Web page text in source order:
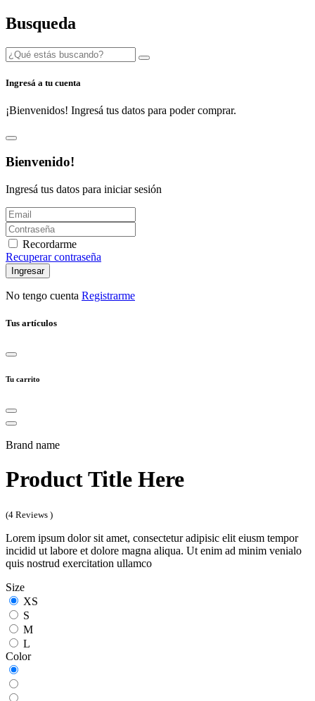
Busqueda
Ingresá a tu cuenta
¡Bienvenidos! Ingresá tus datos para poder comprar.
Bienvenido!
Ingresá tus datos para iniciar sesión
Recordarme
Recuperar contraseña
Ingresar
No tengo cuenta Registrarme
Tus artículos
Tu carrito
Brand name
Product Title Here
(4 Reviews )
Lorem ipsum dolor sit amet, consectetur adipisic elit eiusm tempor
incidid ut labore et dolore magna aliqua. Ut enim ad minim venialo
quis nostrud exercitation ullamco
Size
XS
S
M
L
Color